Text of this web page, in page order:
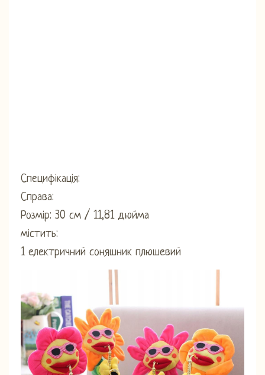
Специфікація:
Справа:
Розмір: 30 см / 11,81 дюйма
містить:
1 електричний соняшник плюшевий